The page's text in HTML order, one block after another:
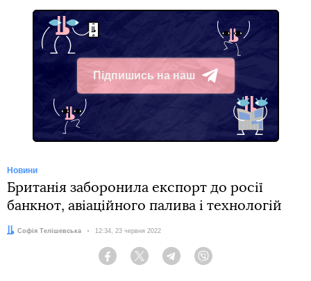
Підпишись на наш
Telegram
Новини
Британія заборонила експорт до росії
банкнот, авіаційного палива і технологій
Автор:
Софія Телішевська Дата:
12:34, 23 червня 2022
Facebook Twitter Telegram